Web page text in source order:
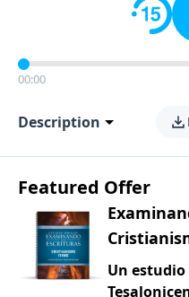
00:00
Description
Featured Offer
Un estudio